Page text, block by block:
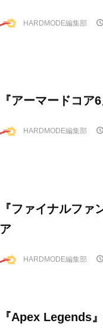
HARDMODE編集部
『アーマードコ
HARDMODE編集部
『ファイナルフ
ア
HARDMODE編集部
『Apex Legends